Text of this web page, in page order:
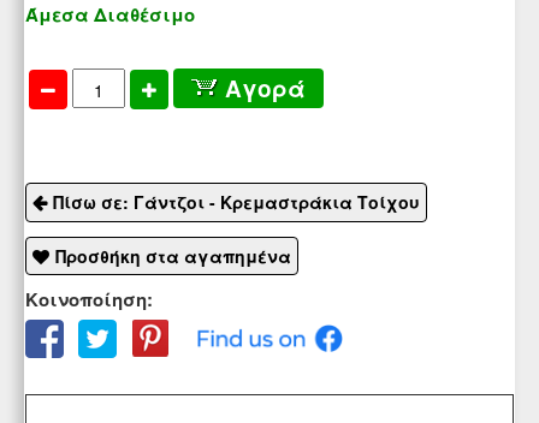
Άμεσα Διαθέσιμο
Αγορά
Πίσω σε: Γάντζοι - Κρεμαστράκια Τοίχου
Προσθήκη στα αγαπημένα
Κοινοποίηση: